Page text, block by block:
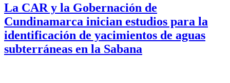
La CAR y la Gobernación de
Cundinamarca inician estudios para la
identificación de yacimientos de aguas
subterráneas en la Sabana